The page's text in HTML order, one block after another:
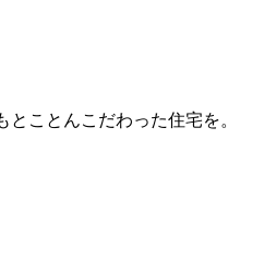
ことんこだわった住宅を。